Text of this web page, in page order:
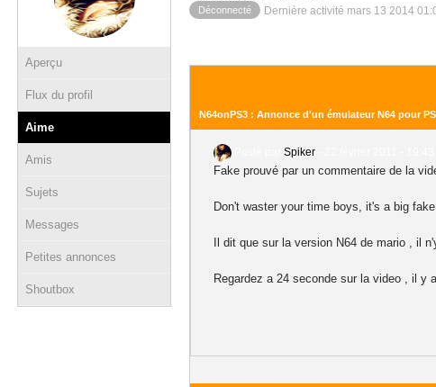
Aperçu
Flux du profil
Aime
Amis
Sujets
Messages
Petites annonces
Shoutbox
Déconnecté Dernière activité mars 13 2014
N64onPS3 : Annonce d'un émulateur N64 pour
Spiker
Fake prouvé par un commentaire de la
Don't waster your time boys, it's a big
Il dit que sur la version N64 de mario , il
Regardez a 24 seconde sur la video , il y